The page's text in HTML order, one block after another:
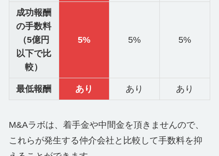
成功報酬
の手数料
（5億円
以下で比
較）
5% 5% 5%
最低報酬 あり あり あり
M&Aラボは、着手金や中間金を頂きませんので、
これらが発生する仲介会社と比較して手数料を抑